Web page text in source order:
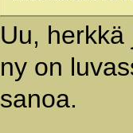
Uu,
ny on
sanoa.